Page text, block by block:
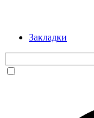
Закладки